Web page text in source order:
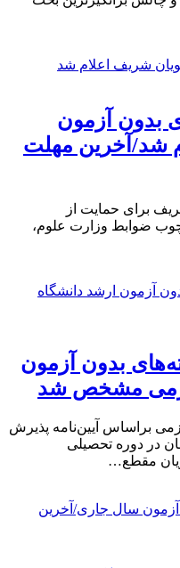
بدون آزمون
شد/آخرین مهلت
برای حمایت از
ضوابط وزارت علوم،
بدون آزمون
مشخص شد
براساس آیین‌نامه پذیرش
در دوره تحصیلی
مقطع…